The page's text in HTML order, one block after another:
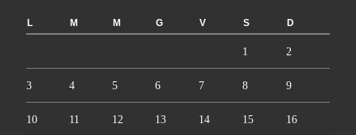
L M M G V S D
1 2
3 4 5 6 7 8 9
10 11 12 13 14 15 16